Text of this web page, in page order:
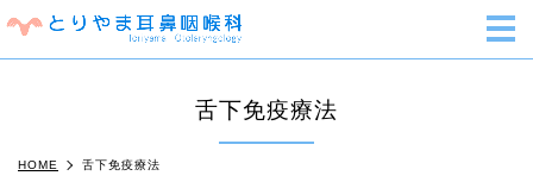
舌下免疫療法
HOME 舌下免疫療法